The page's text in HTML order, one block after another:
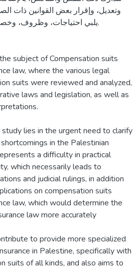
وتعديل، وإقرار بعض القوانين ذات
يلبي احتياجات، وظروف،
subject of Compensation suits
law, where the various legal
suits were reviewed and analyzed,
laws and legislation, as well as
lies in the urgent need to clarify
in the Palestinian
a difficulty in practical
which necessarily leads to
and judicial rulings, in addition
on compensation suits
law, which would determine the
law more accurately
to provide more specialized
in Palestine, specifically with
suits of all kinds, and also aims to